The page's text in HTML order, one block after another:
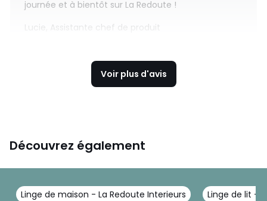
journée et à bientôt sur La Redoute !
Lucie, Assistante chef de produit
Voir plus d'avis
Découvrez également
Linge de maison - La Redoute Interieurs Linge de lit -